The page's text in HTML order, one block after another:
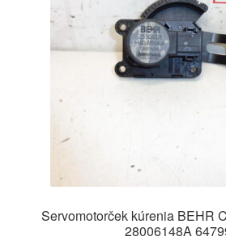
Servomotorček kúrenia BEHR
28006148A